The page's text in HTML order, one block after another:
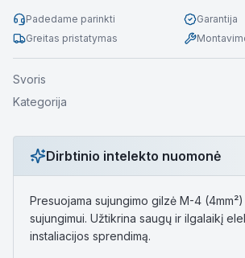
Padedame parinkti
Garantija
Greitas pristatymas
Svoris
Kategorija
Dirbtinio intelekto nuomonė
Presuojama sujungimo gilzė M-4
sujungimui. Užtikrina saugų ir ilgalaikį
instaliacijos sprendimą.